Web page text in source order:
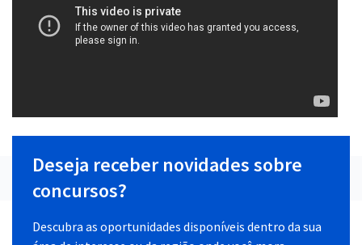
Deseja receber novidades sobre
concursos?
Descubra as oportunidades disponíveis dentro da sua